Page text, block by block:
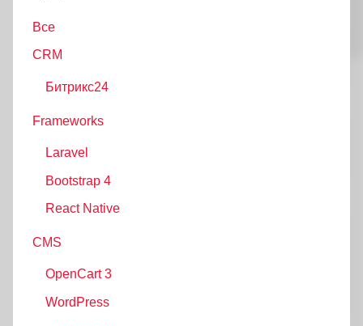
Все
CRM
Битрикс24
Frameworks
Laravel
Bootstrap 4
React Native
CMS
OpenCart 3
WordPress